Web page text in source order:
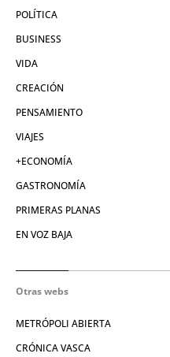
POLÍTICA
BUSINESS
VIDA
CREACIÓN
PENSAMIENTO
VIAJES
+ECONOMÍA
GASTRONOMÍA
PRIMERAS PLANAS
EN VOZ BAJA
Otras webs
METRÓPOLI ABIERTA
CRÓNICA VASCA